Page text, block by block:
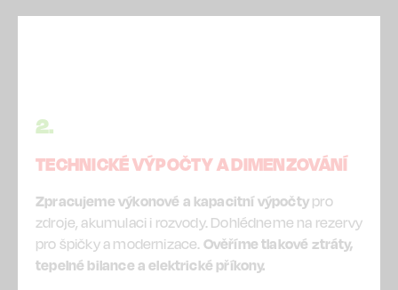
2.
TECHNICKÉ VÝPOČTY A DIMENZOVÁNÍ
Zpracujeme výkonové a kapacitní výpočty pro
zdroje, akumulaci i rozvody. Dohlédneme na rezervy
pro špičky a modernizace. Ověříme tlakové ztráty,
tepelné bilance a elektrické příkony.